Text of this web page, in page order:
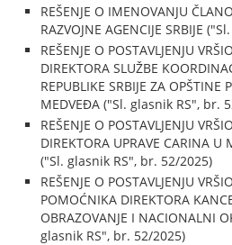
REŠENJE O IMENOVANJU
RAZVOJNE AGENCIJE SRBIJE
REŠENJE O POSTAVLJENJU
DIREKTORA SLUŽBE
REPUBLIKE SRBIJE ZA OPŠTINE
MEDVEĐA ("Sl. glasnik RS", br.
REŠENJE O POSTAVLJENJU
DIREKTORA UPRAVE CARINA U
("Sl. glasnik RS", br. 52/2025)
REŠENJE O POSTAVLJENJU
POMOĆNIKA DIREKTORA
OBRAZOVANJE I NACIONALNI
glasnik RS", br. 52/2025)